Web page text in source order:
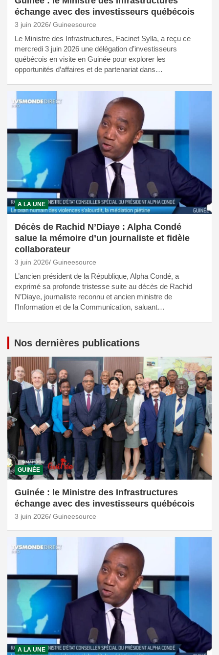
échange avec des investisseurs québécois
3 juin 2026 Guineesource
Le Ministre des Infrastructures, Facinet Sylla, a reçu ce
mercredi 3 juin 2026 une délégation d’investisseurs
québécois en visite en Guinée pour explorer les
opportunités d’affaires et de partenariat dans…
A LA UNE
Décès de Rachid N’Diaye : Alpha Condé
salue la mémoire d’un journaliste et fidèle
collaborateur
3 juin 2026 Guineesource
L’ancien président de la République, Alpha Condé, a
exprimé sa profonde tristesse suite au décès de Rachid
N’Diaye, journaliste reconnu et ancien ministre de
l’Information et de la Communication, saluant…
Nos dernières publications
GUINÉE
Guinée : le Ministre des Infrastructures
échange avec des investisseurs québécois
3 juin 2026 Guineesource
A LA UNE